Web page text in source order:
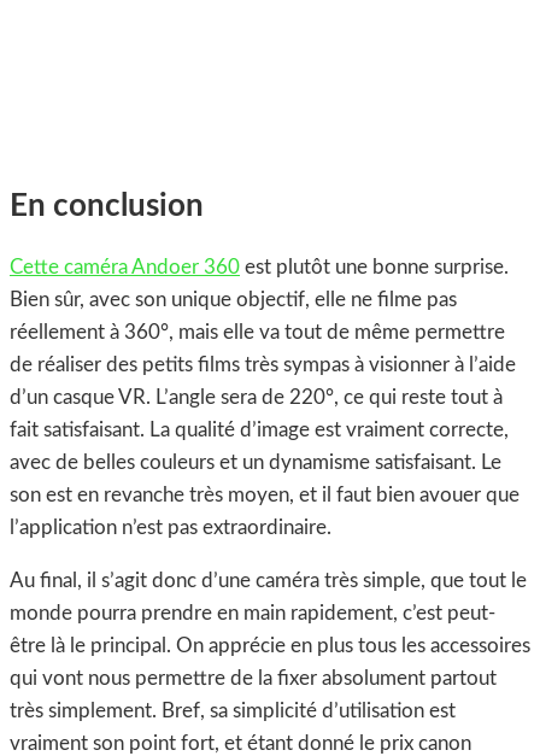
En conclusion
Cette caméra Andoer 360 est plutôt une bonne surprise.
Bien sûr, avec son unique objectif, elle ne filme pas
réellement à 360°, mais elle va tout de même permettre
de réaliser des petits films très sympas à visionner à l’aide
d’un casque VR. L’angle sera de 220°, ce qui reste tout à
fait satisfaisant. La qualité d’image est vraiment correcte,
avec de belles couleurs et un dynamisme satisfaisant. Le
son est en revanche très moyen, et il faut bien avouer que
l’application n’est pas extraordinaire.
Au final, il s’agit donc d’une caméra très simple, que tout le
monde pourra prendre en main rapidement, c’est peut-
être là le principal. On apprécie en plus tous les accessoires
qui vont nous permettre de la fixer absolument partout
très simplement. Bref, sa simplicité d’utilisation est
vraiment son point fort, et étant donné le prix canon